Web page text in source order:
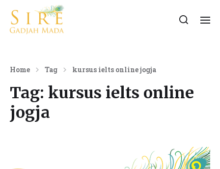
Home Tag kursus ielts online jogja
Tag: kursus ielts online
jogja